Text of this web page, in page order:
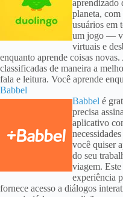
aprendizado
planeta,
usuários em
um jogo —
virtuais e
enquanto aprende coisas
classificadas de maneira a
fala e leitura. Você aprende
Babbel
Babbel é
precisa
aplicativo
você quiser
do seu
viagem.
experiência
fornece acesso a diálogos